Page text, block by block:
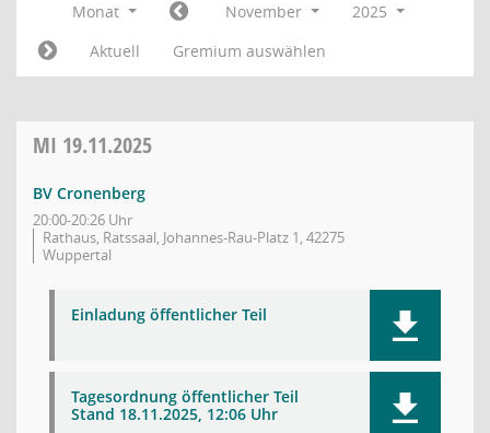
Monat November
2025
Aktuell
Gremium auswählen
MI 19.11.2025
BV Cronenberg
20:00-20:26 Uhr
Rathaus, Ratssaal, Johannes-Rau-Platz 1, 42275
Wuppertal
Einladung öffentlicher Teil
Tagesordnung öffentlicher Teil
Stand 18.11.2025, 12:06 Uhr